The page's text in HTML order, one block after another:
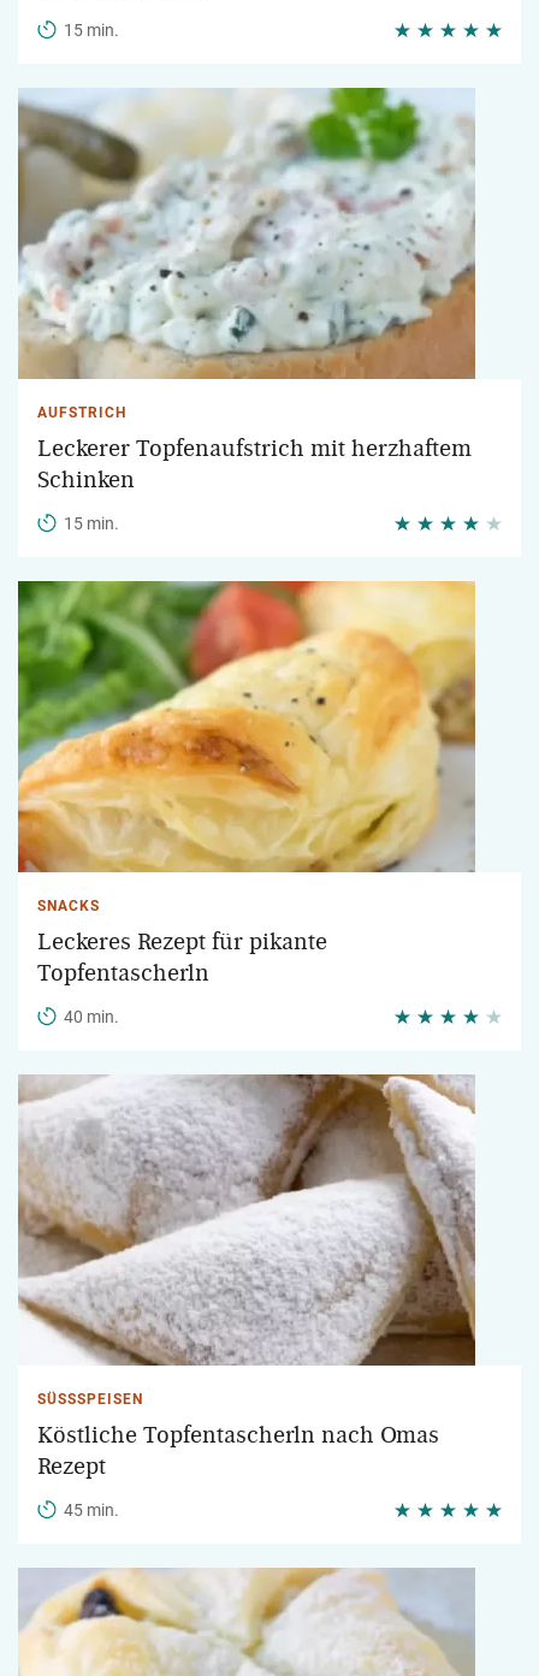
15 min.
AUFSTRICH
Leckerer Topfenaufstrich mit herzhaftem
Schinken
15 min.
SNACKS
Leckeres Rezept für pikante
Topfentascherln
40 min.
SÜSSSPEISEN
Köstliche Topfentascherln nach Omas
Rezept
45 min.